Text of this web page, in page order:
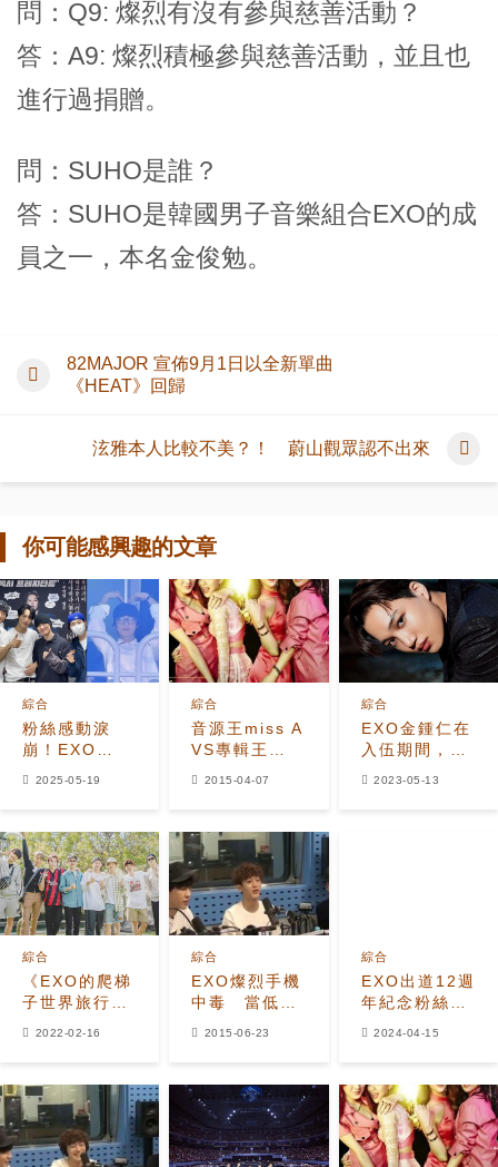
問：Q9: 燦烈有沒有參與慈善活動？
答：A9: 燦烈積極參與慈善活動，並且也
進行過捐贈。
問：SUHO是誰？
答：SUHO是韓國男子音樂組合EXO的成
員之一，本名金俊勉。
82MAJOR 宣佈9月1日以全新單曲
《HEAT》回歸
泫雅本人比較不美？！ 蔚山觀眾認不出來
你可能感興趣的文章
粉絲感動淚
崩！EXO
D.O.、世勳、
個人演唱會暖
心應援
綜合
2025-05-19
音源王miss A
VS專輯王
EXO 誰才是
綜合
2015-04-07
EXO金鍾仁在
入伍期間，
SM要求粉絲
綜合
2023-05-13
《EXO的爬梯
子世界旅行》
第三季將於4
子里的小天！
綜合
2022-02-16
EXO燦烈手機
中毒 當低頭
族秒回訊息
綜合
2015-06-23
EXO出道12週
年紀念粉絲見
面會圓滿結
在現場
綜合
2024-04-15